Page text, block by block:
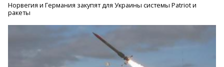
Норвегия и Германия закупят для Украины системы Patriot и
ракеты